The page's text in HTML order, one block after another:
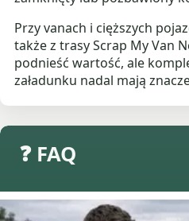
Przy vanach i cięższych
także z trasy Scrap My Van
podnieść wartość, ale
załadunku nadal mają
❓ FAQ